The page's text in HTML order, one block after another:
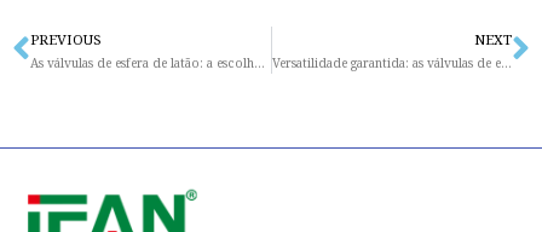
Prev
PREVIOUS
As válvulas de esfera de latão: a escolha certa para resultados duradouros
NEXT
Versatilidade garantida: as válvulas de esfera de latão se adaptam a diferentes aplicações